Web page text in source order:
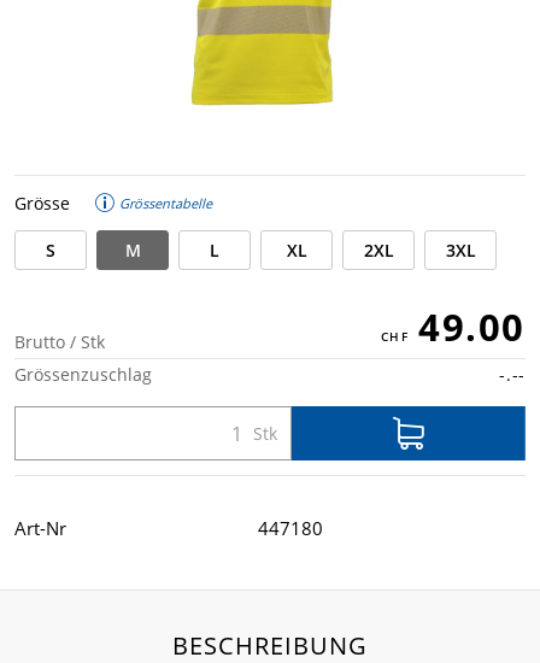
Grösse Grössentabelle
S M L XL 2XL 3XL
Brutto / Stk 49.00
Grössenzuschlag -.--
Art-Nr 447180
BESCHREIBUNG